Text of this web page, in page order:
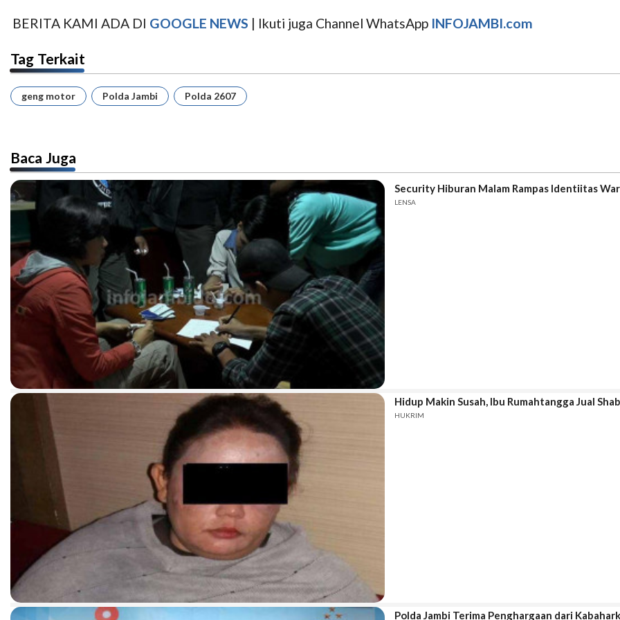
BERITA KAMI ADA DI GOOGLE NEWS | Ikuti juga Channel WhatsApp INFOJAMBI.com
Tag Terkait
geng motor Polda Jambi Polda 2607
Baca Juga
Security Hiburan Malam Rampas Identiitas
LENSA
Hidup Makin Susah, Ibu Rumahtangga Jual
HUKRIM
Polda Jambi Terima Penghargaan dari